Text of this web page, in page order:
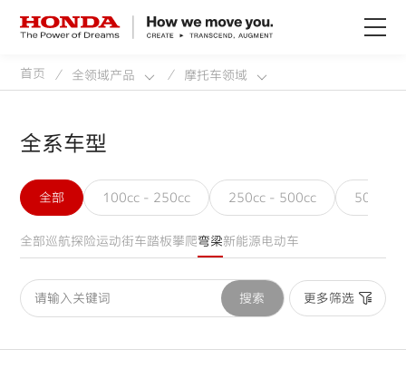
关于Honda
Honda纯电
全领域产品
技术创新
赛事运动
首页 / 全领域产品 / 摩托车领域
全系车型
全部 100cc - 250cc 250cc - 500cc 500cc
搜索 更多筛选
全部巡航探险运动街车踏板攀爬弯梁新能源电动车